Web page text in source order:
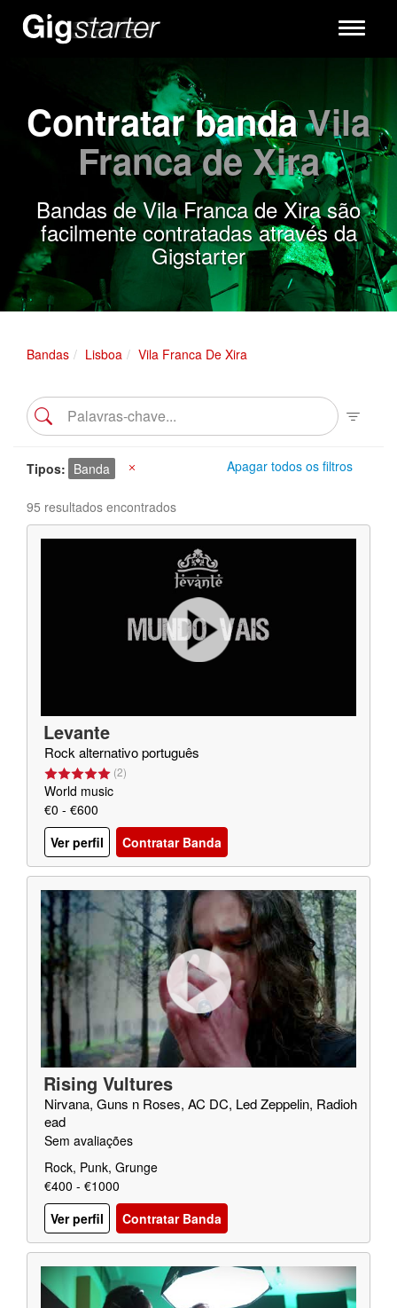
Toggle
Contratar bandaVila
Franca de Xira
Bandas de Vila Franca de Xira são
facilmente contratadas através da
Gigstarter
Bandas Lisboa Vila Franca De Xira
Apagar todos os filtros
Tipos Banda
95 resultados encontrados
Levante
Rock alternativo português
(2)
World music
€0 - €600
Ver perfil
Contratar Banda
Rising Vultures
Nirvana, Guns n Roses, AC DC, Led Zeppelin, Radioh
ead
Sem avaliações
Rock, Punk, Grunge
€400 - €1000
Ver perfil
Contratar Banda